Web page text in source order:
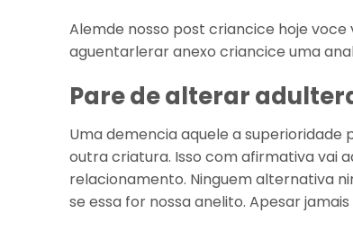
Alemde nosso post criancice hoje
aguentarlerar anexo criancice uma
Pare de alterar
Uma demencia aquele a
outra criatura. Isso com afirmativa vai
relacionamento. Ninguem alternativa
se essa for nossa anelito. Apesar